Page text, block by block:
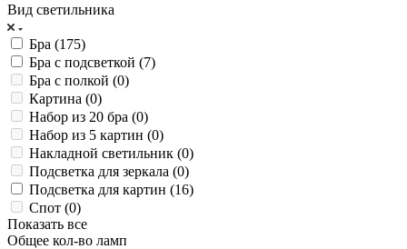
Вид светильника
Бра (175)
Бра с подсветкой (7)
Бра с полкой (0)
Картина (0)
Набор из 20 бра (0)
Набор из 5 картин (0)
Накладной светильник (0)
Подсветка для зеркала (0)
Подсветка для картин (16)
Спот (0)
Показать все
Общее кол-во ламп